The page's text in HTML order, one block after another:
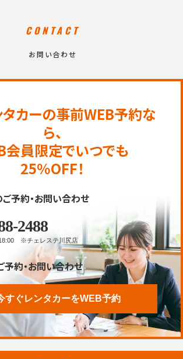
CONTACT
お問い合わせ
カーの事前WEB予約な
ら、
会員限定でいつでも
25％OFF！
予約・お問い合わせ
2488
※チェレステ川尻店
予約・お問い合わせ
すぐレンタカーをWEB予約